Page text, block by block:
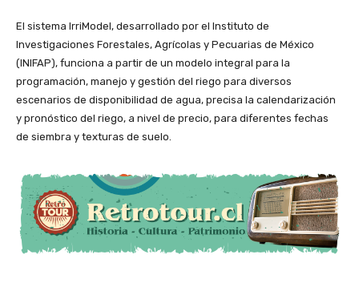
El sistema IrriModel, desarrollado por el Instituto de
Investigaciones Forestales, Agrícolas y Pecuarias de México
(INIFAP), funciona a partir de un modelo integral para la
programación, manejo y gestión del riego para diversos
escenarios de disponibilidad de agua, precisa la calendarización
y pronóstico del riego, a nivel de precio, para diferentes fechas
de siembra y texturas de suelo.